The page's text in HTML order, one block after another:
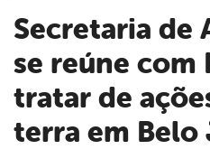
Secretaria de Agricultura
se reúne com
tratar de
terra em Belo